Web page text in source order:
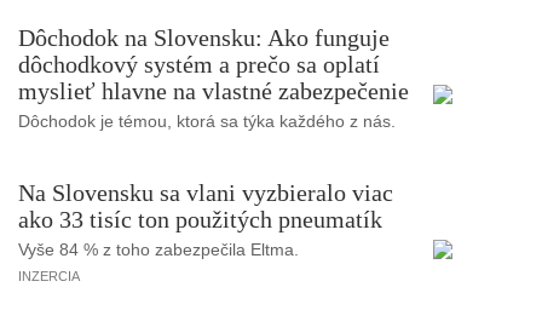
Dôchodok na Slovensku: Ako funguje
dôchodkový systém a prečo sa oplatí
myslieť hlavne na vlastné zabezpečenie
Dôchodok je témou, ktorá sa týka každého z nás.
Na Slovensku sa vlani vyzbieralo viac
ako 33 tisíc ton použitých pneumatík
Vyše 84 % z toho zabezpečila Eltma.
INZERCIA